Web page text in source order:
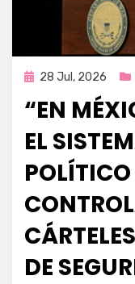
Publicada
28 Jul, 2026
“EN
EL
DE